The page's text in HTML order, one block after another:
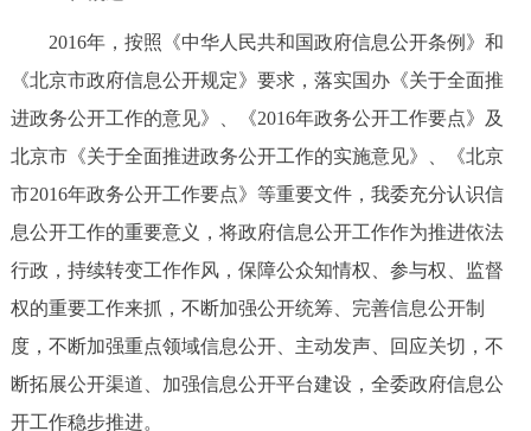
12345网上接诉即办 我要咨询 我要建议
参与调查 在线访谈 图说互动
北京概况 十六区概览 人文北京
绿色北京 图说北京 视频北京
ENGLISH
2016年，按照《中华人民共和国政府信息公开条例》和
《北京市政府信息公开规定》要求，落实国办《关于全面推
进政务公开工作的意见》、《2016年政务公开工作要点》及
北京市《关于全面推进政务公开工作的实施意见》、《北京
市2016年政务公开工作要点》等重要文件，我委充分认识信
息公开工作的重要意义，将政府信息公开工作作为推进依法
行政，持续转变工作作风，保障公众知情权、参与权、监督
权的重要工作来抓，不断加强公开统筹、完善信息公开制
度，不断加强重点领域信息公开、主动发声、回应关切，不
断拓展公开渠道、加强信息公开平台建设，全委政府信息公
开工作稳步推进。